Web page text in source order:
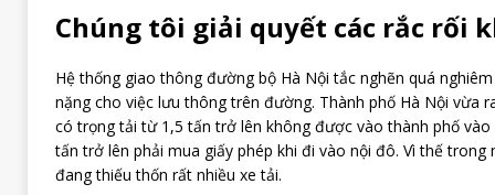
Chúng tôi giải quyết các rắc rối
Hệ thống giao thông đường bộ Hà Nội tắc nghẽn quá
nặng cho việc lưu thông trên đường. Thành phố Hà Nội vừa
có trọng tải từ 1,5 tấn trở lên không được vào thành phố vào
tấn trở lên phải mua giấy phép khi đi vào nội đô. Vì thế trong
đang thiếu thốn rất nhiều xe tải.